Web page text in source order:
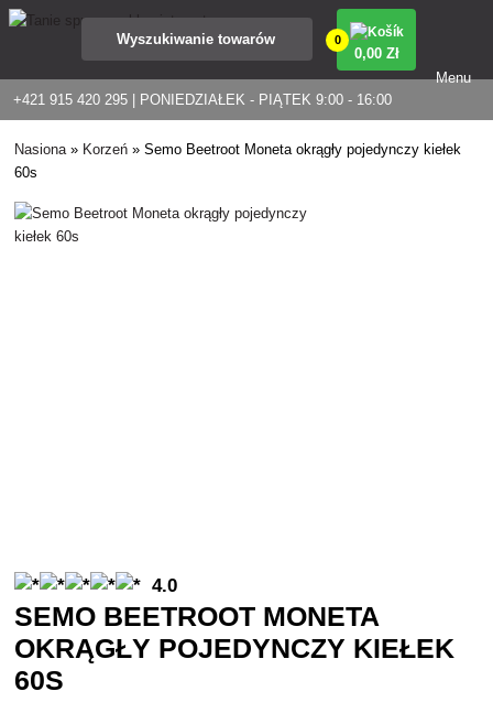
+421 915 420 295 | PONIEDZIAŁEK - PIĄTEK 9:00 - 16:00
0
0,00 Zł
Menu
Nasiona» Korzeń »Semo Beetroot Moneta okrągły pojedynczy kiełek
60s
4.0
SEMO BEETROOT MONETA
OKRĄGŁY POJEDYNCZY KIEŁEK
60S